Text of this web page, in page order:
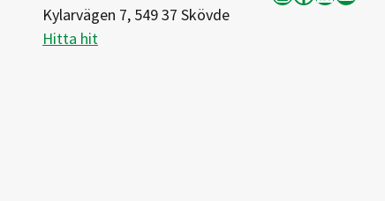
Kylarvägen 7, 549 37 Skövde
Hitta hit